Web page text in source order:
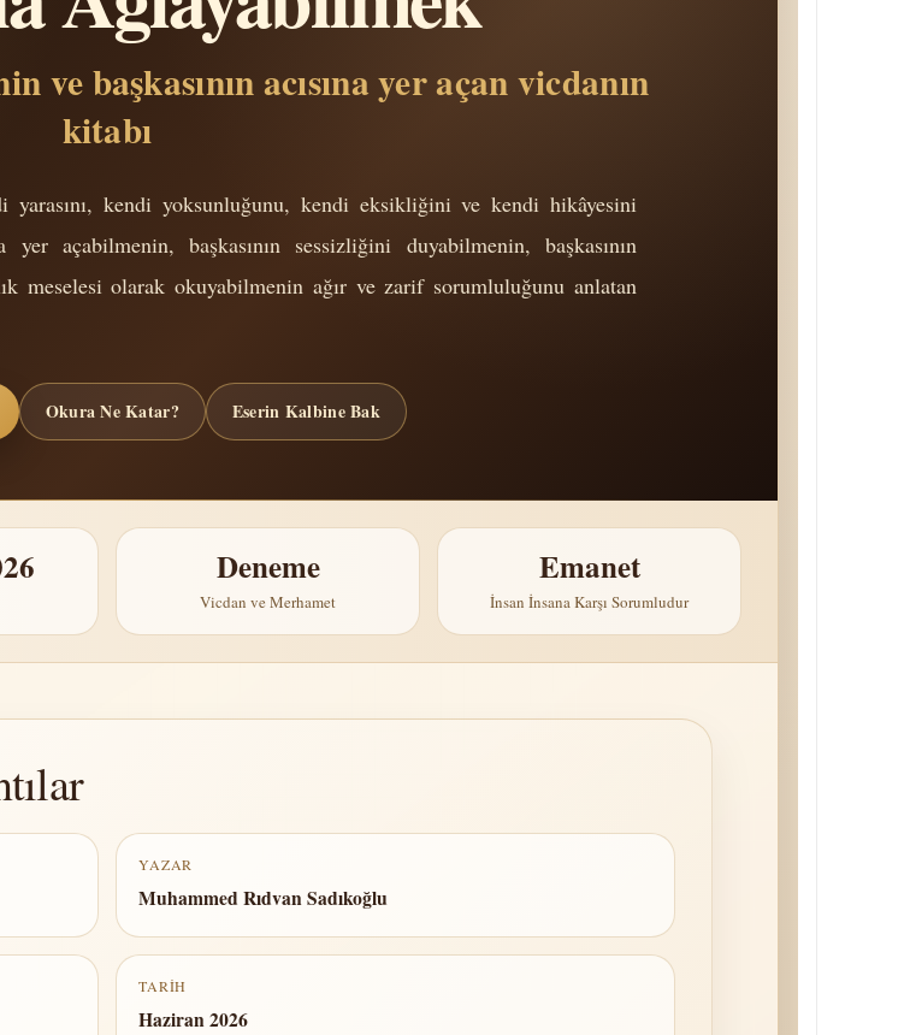
başkasının acısına yer açan vicdanın
kitabı
yarasını, kendi yoksunluğunu, kendi eksikliğini ve kendi hikâyesini
yer açabilmenin, başkasının sessizliğini duyabilmenin, başkasının
meselesi olarak okuyabilmenin ağır ve zarif sorumluluğunu anlatan
Okura Ne Katar? Eserin Kalbine Bak
Deneme
Vicdan ve Merhamet
Emanet
İnsan İnsana Karşı Sorumludur
YAZAR
Muhammed Rıdvan Sadıkoğlu
TARIH
Haziran 2026